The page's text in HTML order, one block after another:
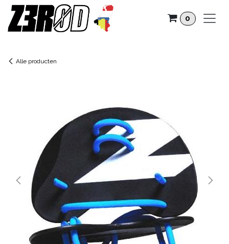
Overslaan naar inhoud
0
Alle producten